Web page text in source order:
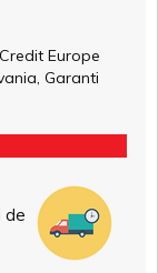
Europe
Garanti
de